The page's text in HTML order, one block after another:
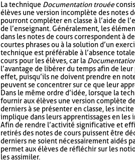
La technique Documentation trouée
élèves une version incomplète des notes
pourront compléter en classe à l’aide de
de l’enseignant. Généralement, les
dans les notes de cours correspondent à
courtes phrases ou à la solution d’un
technique est préférable à l’absence
cours pour les élèves, car la
l’avantage de libérer du temps afin de
effet, puisqu’ils ne doivent prendre en
peuvent se concentrer sur ce que leur
Dans le même ordre d’idée, lorsque la
fournir aux élèves une version complète
derniers à se présenter en classe, les
implique dans leurs apprentissages en
Afin de rendre l’activité significative et
retirés des notes de cours puissent être
derniers ne soient nécessairement aidés
permet aux élèves de réfléchir sur les
les assimiler.